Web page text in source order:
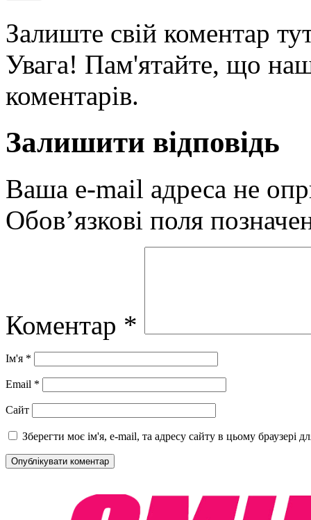
Залиште свій коментар
Увага! Пам'ятайте, що
коментарів.
Залишити відповідь
Ваша e-mail адреса не
Обов’язкові поля
Коментар *
Ім'я *
Email *
Сайт
Зберегти моє ім'я, e-mail, та адресу сайту в цьому браузері